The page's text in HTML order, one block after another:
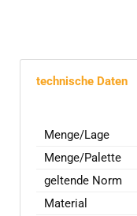
technische Daten
Menge/Lage
Menge/Palette
geltende Norm
Material